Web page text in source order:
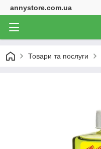
annystore.com.ua
Товари та послуги